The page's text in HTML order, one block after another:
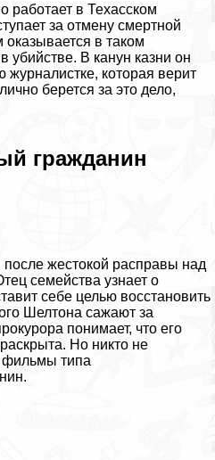
работает в Техасском
за отмену cмepтной
в таком
убийстве. В канун казни он
журналистке, которая верит
берется за это дело,
гражданин
жестокой расправы над
семейства узнает о
себе целью восстановить
Шелтона сажают за
понимает, что его
Но никто не
фильмы типа
.